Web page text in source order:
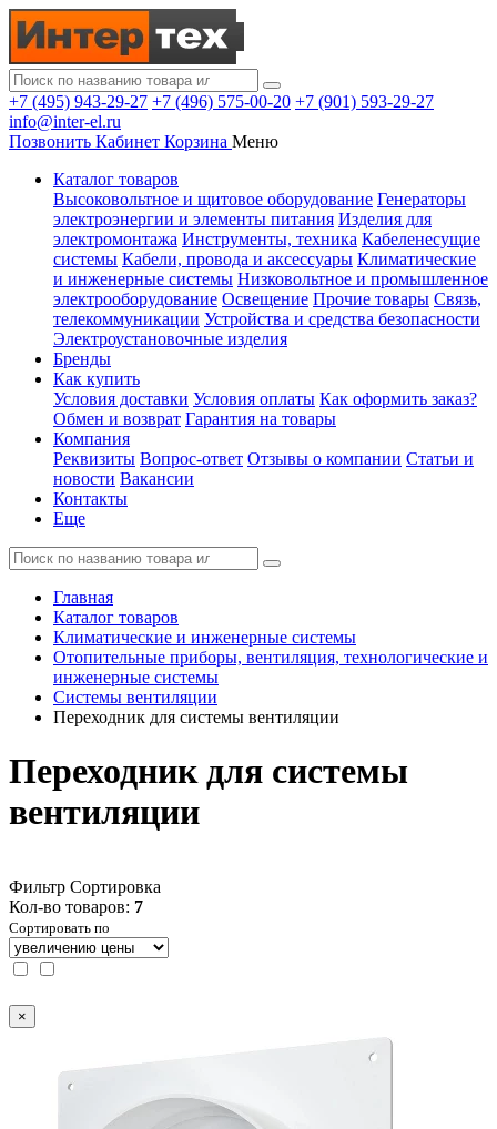
+7 (495) 943-29-27 +7 (496) 575-00-20 +7 (901) 593-29-27
info@inter-el.ru
Позвонить Кабинет Корзина Меню
Каталог товаров
Высоковольтное и щитовое оборудование Генераторы
электроэнергии и элементы питания Изделия для
электромонтажа Инструменты, техника Кабеленесущие
системы Кабели, провода и аксессуары Климатические
и инженерные системы Низковольтное и промышленное
электрооборудование Освещение Прочие товары Связь,
телекоммуникации Устройства и средства безопасности
Электроустановочные изделия
Бренды
Как купить
Условия доставки Условия оплаты Как оформить заказ?
Обмен и возврат Гарантия на товары
Компания
Реквизиты Вопрос-ответ Отзывы о компании Статьи и
новости Вакансии
Контакты
Еще
Главная
Каталог товаров
Климатические и инженерные системы
Отопительные приборы, вентиляция, технологические и
инженерные системы
Системы вентиляции
Переходник для системы вентиляции
Переходник для системы
вентиляции
Фильтр Сортировка
Кол-во товаров: 7
Сортировать по
×